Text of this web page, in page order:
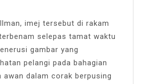
imej tersebut di rakam
selepas tamat waktu
gambar yang
pelangi pada bahagian
awan dalam corak berpusing